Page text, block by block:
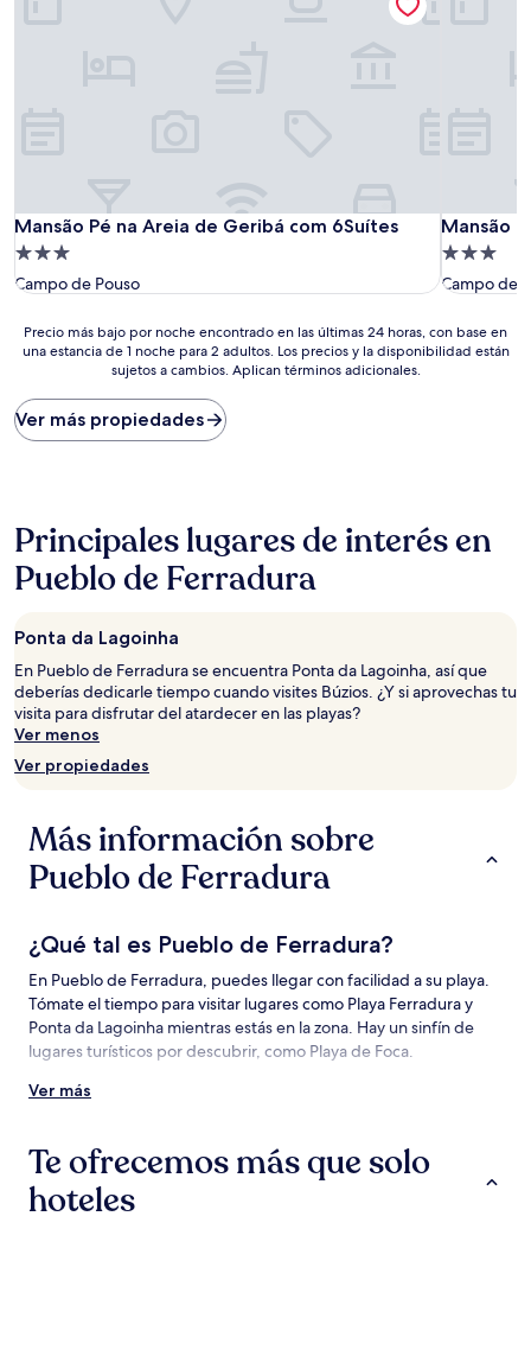
Mansão Pé na Areia de Geribá com 6Suítes
Mansão Pé na Areia de Geribá com 6Suítes
Propiedad
de
estrellas
Campo de Pouso
Mansão
Mansão
Propiedad
de
estrellas
Campo de
Precio
más
por
noche
encontrado
24
horas,
con
base
una
de
1
noche
para
2
adultos.
precios
disponibilidad
cambios.
Aplican
términos
adicionales.
Precio más bajo por noche encontrado en las últimas 24 horas, con base en
una estancia de 1 noche para 2 adultos. Los precios y la disponibilidad están
sujetos a cambios. Aplican términos adicionales.
Ver más propiedades
Principales lugares de interés en
Pueblo de Ferradura
Ponta da Lagoinha
En Pueblo de Ferradura se encuentra Ponta da Lagoinha, así que
deberías dedicarle tiempo cuando visites Búzios. ¿Y si aprovechas tu
visita para disfrutar del atardecer en las playas?
Ver menos
Ver propiedades
Más información sobre
Pueblo de Ferradura
¿Qué tal es Pueblo de Ferradura?
En Pueblo de Ferradura, puedes llegar con facilidad a su playa.
Tómate el tiempo para visitar lugares como Playa Ferradura y
Ponta da Lagoinha mientras estás en la zona. Hay un sinfín de
lugares turísticos por descubrir, como Playa de Foca.
Cómo llegar a Pueblo de Ferradura
49,1 km de Pueblo de Ferradura
Atracciones y actividades en Pueblo de
Ver más
Te ofrecemos más que solo
hoteles